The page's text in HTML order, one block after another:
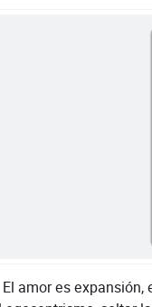
amor es